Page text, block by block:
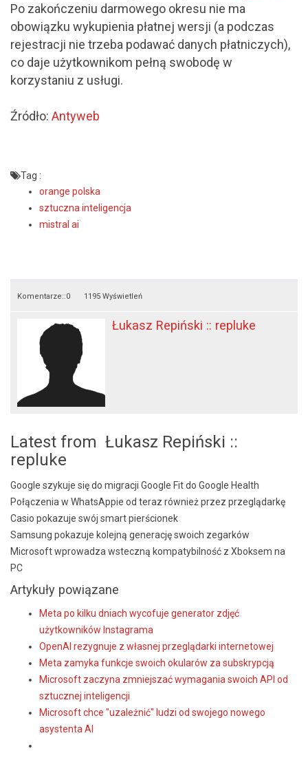
Po zakończeniu darmowego okresu nie ma
obowiązku wykupienia płatnej wersji (a podczas
rejestracji nie trzeba podawać danych płatniczych),
co daje użytkownikom pełną swobodę w
korzystaniu z usługi.
Źródło: Antyweb
Tag :
orange polska
sztuczna inteligencja
mistral ai
Komentarze::0 1195 Wyświetleń
Łukasz Repiński :: repluke
Latest from Łukasz Repiński ::
repluke
Google szykuje się do migracji Google Fit do Google Health
Połączenia w WhatsAppie od teraz również przez przeglądarkę
Casio pokazuje swój smart pierścionek
Samsung pokazuje kolejną generację swoich zegarków
Microsoft wprowadza wsteczną kompatybilność z Xboksem na
PC
Artykuły powiązane
Meta po kilku dniach wycofuje generator zdjęć
użytkowników Instagrama
OpenAI rezygnuje z własnej przeglądarki internetowej
Meta zamyka funkcje swoich okularów za subskrypcją
Microsoft zaczyna zmniejszać wymagania swoich API od
sztucznej inteligencji
Microsoft chce "uzależnić" ludzi od swojego nowego
asystenta AI